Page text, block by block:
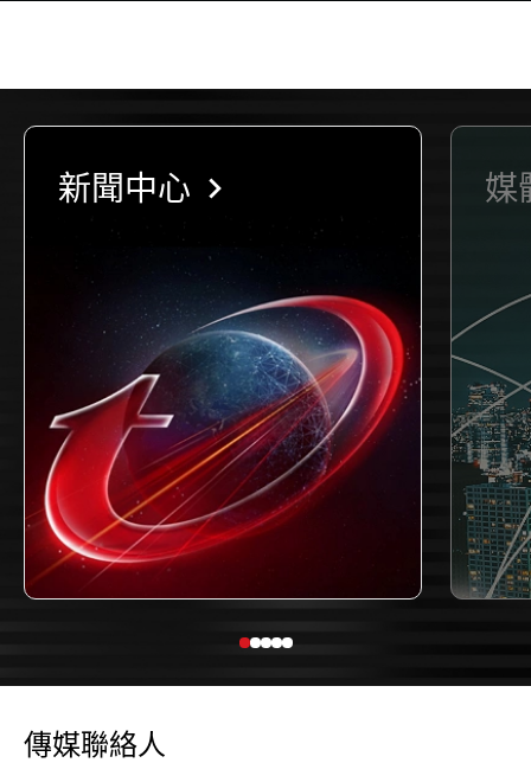
新聞中心 chevron_right 媒
傳媒聯絡人